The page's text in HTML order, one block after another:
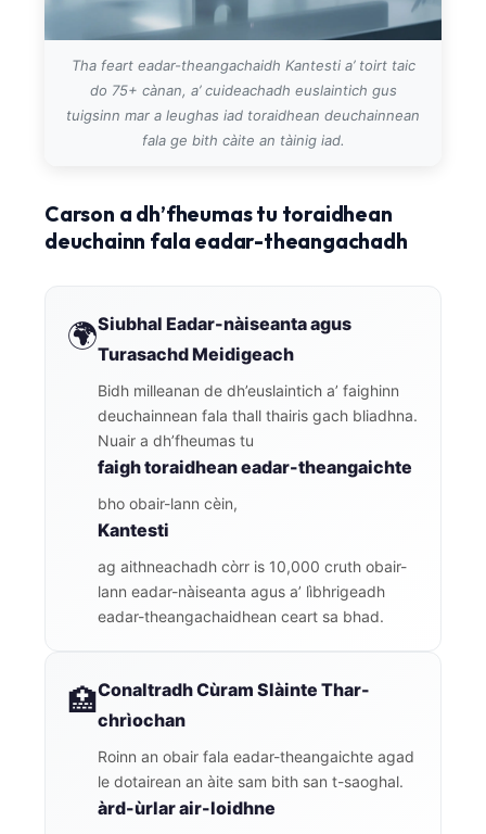
Tha feart eadar-theangachaidh Kantesti a’ toirt taic
do 75+ cànan, a’ cuideachadh euslaintich gus
tuigsinn mar a leughas iad toraidhean deuchainnean
fala ge bith càite an tàinig iad.
Carson a dh’fheumas tu toraidhean
deuchainn fala eadar-theangachadh
🌍Siubhal Eadar-nàiseanta agus
Turasachd Meidigeach
Bidh milleanan de dh’euslaintich a’ faighinn
deuchainnean fala thall thairis gach bliadhna.
Nuair a dh’fheumas tu
faigh toraidhean eadar-theangaichte
bho obair-lann cèin,
Kantesti
ag aithneachadh còrr is 10,000 cruth obair-
lann eadar-nàiseanta agus a’ lìbhrigeadh
eadar-theangachaidhean ceart sa bhad.
🏥Conaltradh Cùram Slàinte Thar-
chrìochan
Roinn an obair fala eadar-theangaichte agad
le dotairean an àite sam bith san t-saoghal.
àrd-ùrlar air-loidhne